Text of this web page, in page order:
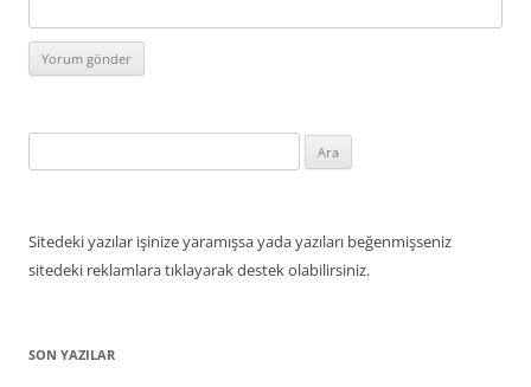
Sitedeki yazılar işinize yaramışsa yada yazıları beğenmişseniz
sitedeki reklamlara tıklayarak destek olabilirsiniz.
SON YAZILAR